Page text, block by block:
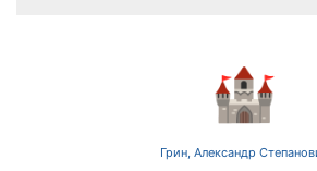
🏰
Грин, Александр